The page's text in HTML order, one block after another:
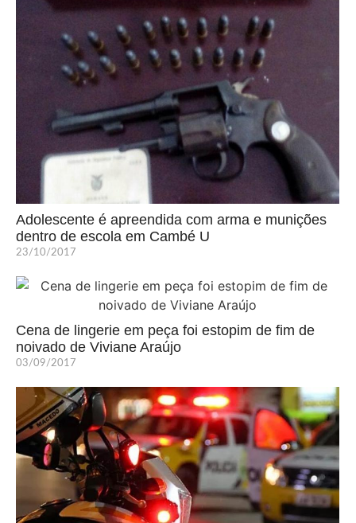
Adolescente é apreendida com arma e munições
dentro de escola em Cambé U
23/10/2017
Cena de lingerie em peça foi estopim de fim de
noivado de Viviane Araújo
03/09/2017